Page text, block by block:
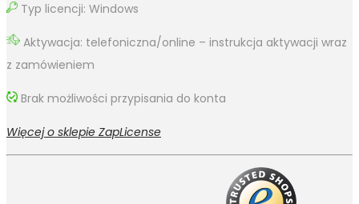
Typ licencji: Windows
Aktywacja: telefoniczna/online – instrukcja aktywacji wraz
z zamówieniem
Brak możliwości przypisania do konta
Więcej o sklepie ZapLicense